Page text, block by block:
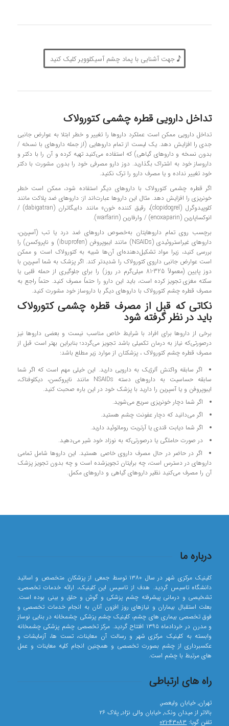
جهت آشنایی با پماد چشم آسیکلوویر کلیک کنید
تداخل دارویی قطره چشمی کتورولاک
تداخل دارویی ممکن است عملکرد داروها را تغییر و خطر ابتلا به عوارض جانبی
جدی را افزایش دهد. یک لیست از تمام داروهایی (از جمله داروهای با نسخه /
بدون نسخه و داروهای گیاهی) که استفاده می‌کنید تهیه کرده و آن را با دکتر و
داروساز خود به اشتراک بگذارید. دوز دارو مصرفی خود را بدون مشورت با دکتر
خود تغییر نداده و یا مصرف دارو را ترک نکنید.
اگر قطره چشمی کتورولاک با داروهای دیگر استفاده شود، ممکن است خطر
خونریزی را افزایش دهد. مثال این داروها عبارت‌اند از: داروهای ضد پلاکت مانند
کلوپیدوگرل (clopidogrel)، رقیق کننده خون» مانند دابیگاتران (dabigatran) /
انوکساپارین (enoxaparin) / وارفارین (warfarin).
برچسب روی تمام داروهایتان به‌خصوص داروهای ضد درد یا تب (آسپرین،
داروهای غیراستروئیدی (NSAIDs) مانند ایبوپروفن (ibuprofen) و ناپروکسن) را
بررسی کنید، زیرا مواد تشکیل‌دهنده‌ای آن‌ها شبیه به کتورولاک است و ممکن
است عوارض جانبی داروی کتورولاک را شدیدتر کند. اگر پزشک به شما آسپرین با
دوز پایین (معمولاً 325-81 میلی‌گرم در روز) را برای جلوگیری از حمله قلبی یا
سکته مغزی تجویز کرده است، باید این دارو را حتماً مصرف کنید. حتماً راجع به
مصرف قطره چشم کتورولاک با داروهای دیگر با داروساز خود مشورت کنید.
نکاتی که قبل از مصرف قطره چشمی کتورولاک
باید در نظر گرفته شود
برخی از داروها برای افراد با شرایط خاص مناسب نیست و بعضی داروها نیز
درصورتی‌که نیاز به درمان تکمیلی باشد تجویز می‌گردد؛ بنابراین بهتر است قبل از
مصرف قطره چشم کتورولاک ، پزشکتان از موارد زیر مطلع باشد:
اگر سابقه واکنش آلرژیک به دارویی دارید. این خیلی مهم است که اگر شما
سابقه حساسیت به داروهای دسته NSAIDs مانند ناپروکسن، دیکلوفناک،
ایبوپروفن و یا آسپرین را دارید با پزشک خود در این‌ باره صحبت کنید.
اگر شما دچار خونریزی سریع می‌شوید.
اگر می‌دانید که دچار عفونت چشم هستید.
اگر شما دیابت قندی یا آرتریت روماتوئید دارید.
در صورت حاملگی یا درصورتی‌که به نوزاد خود شیر می‌دهید.
اگر در حاضر در حال مصرف داروی خاصی هستید. این داروها شامل تمامی
داروهای در دسترس است، چه برایتان تجویزشده است و چه بدون تجویز پزشک
آن را مصرف می‌کنید نظیر داروهای گیاهی و داروهای مکمل.
درباره ما
کلینیک مرکزی شهر در سال ۱۳۸۰ توسط جمعی از پزشکان متخصص و اساتید
دانشگاه تاسیس گردید. هدف از تاسیس این کلینیک، ارائه خدمات تخصصی،
تشخیصی و درمانی پیشرفته چشم پزشکی و گوش و حلق و بینی بوده است.
بعلت استقبال بیماران و نیازهای روز افزون آنان به انجام خدمات تخصصی و
فوق تخصصی بیماری های چشم، کلینیک چشم پزشکی چشمخانه در بنایی نوساز
و مدرن در خردادماه ۱۳۹۵ افتتاح گردید. مرکز تخصصی چشم پزشکی چشمخانه
وابسته به کلینیک مرکزی شهر و رسالت آن معاینات، تست ها، آزمایشات و
عکسبرداری از چشم بصورت تخصصی و همچنین انجام کلیه معاینات و عمل
های مرتبط با چشم است.
راه های ارتباطی
تهران٬ خیابان ولیعصر٬
بالاتر از میدان ونک٬ خیابان والی نژاد٬ پلاک ۲۶
تلفن گویا:۴۳۰۸۳-۰۲۱